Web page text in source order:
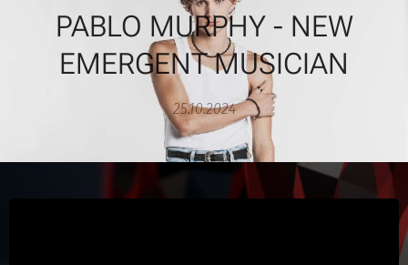
PABLO MURPHY - NEW
EMERGENT MUSICIAN
25.10.2024